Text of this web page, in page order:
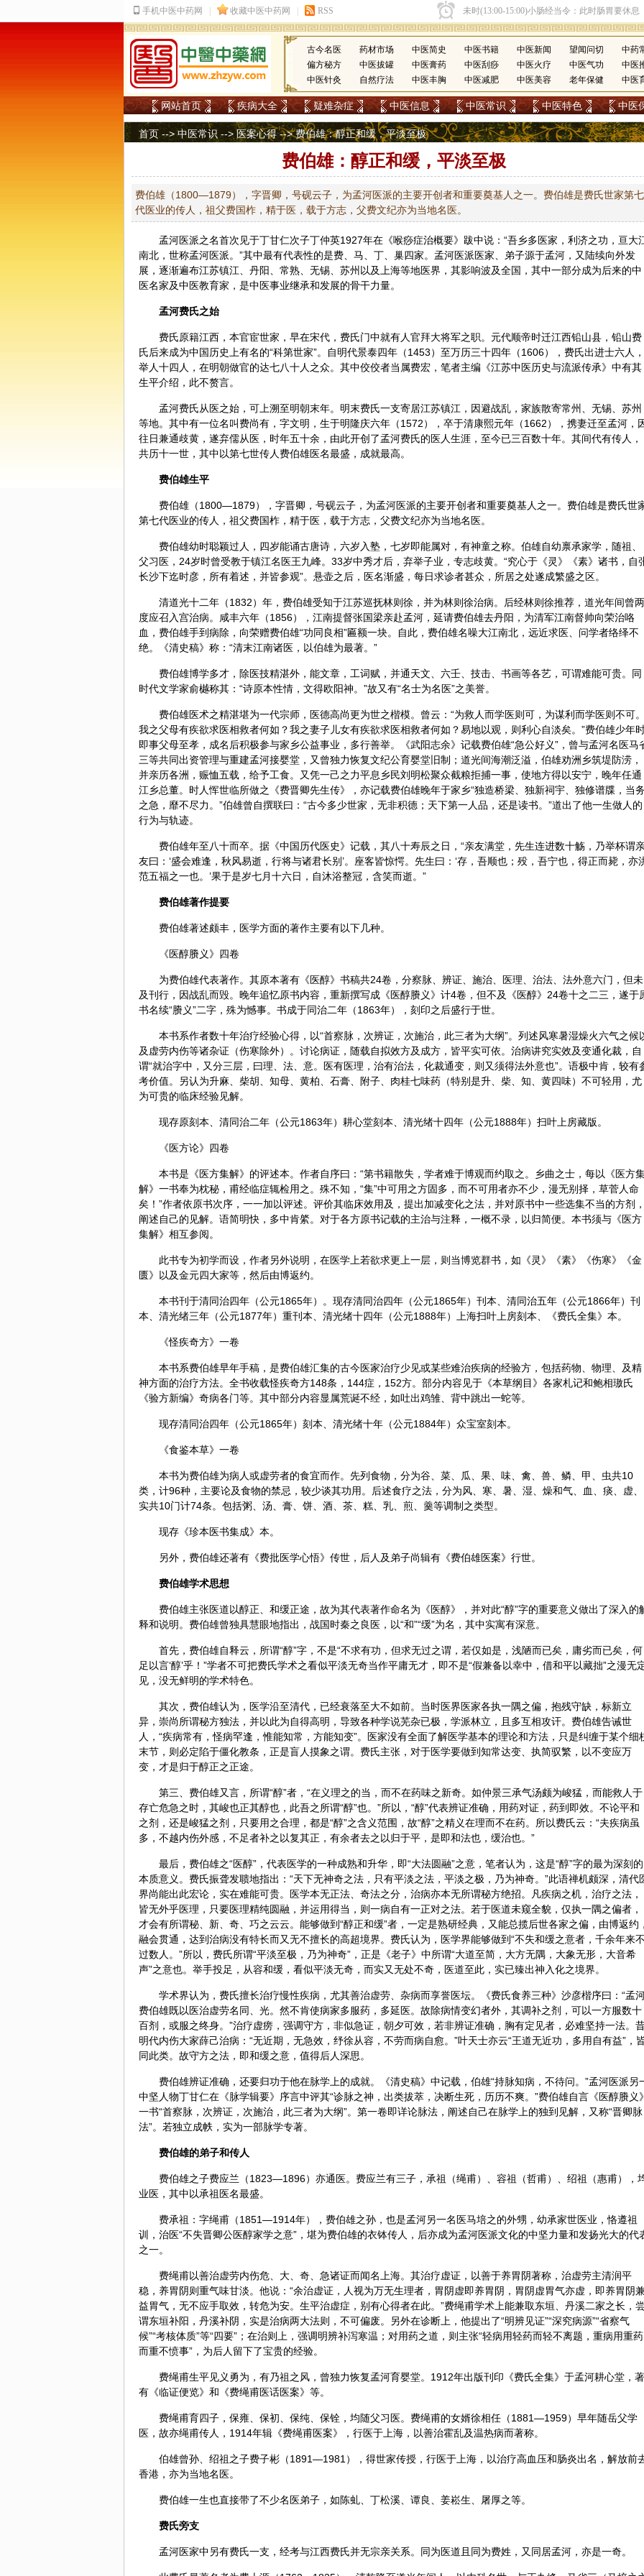
古今名医 药材市场 中医简史 中医书籍 中医新闻 望闻问切
中药
偏方秘方
中医拔罐 中医膏药 中医刮痧 中医火疗 中医气功
中医
中医针灸
自然疗法 中医丰胸 中医减肥 中医美容 老年保健 中医
网站首页 疾病大全 疑难杂症 中医信息 中医常识 中医特色 中医
首页 -->中医常识 -->医案心得--> 费伯雄：醇正和缓，平淡至极
费伯雄：醇正和缓，平淡至极
费伯雄（1800—1879），字晋卿，号砚云子，为孟河医派的主要开创者和重要奠基人之一。费伯雄是费氏世家第七
代医业的传人，祖父费国柞，精于医，载于方志，父费文纪亦为当地名医。
孟河医派之名首次见于丁甘仁次子丁仲英1927年在《喉痧症治概要》跋中说：“吾乡多医家，利济之功，亘大
南北，世称孟河医派。”其中最有代表性的是费、马、丁、巢四家。孟河医派医家、弟子源于孟河，又陆续向外发
展，逐渐遍布江苏镇江、丹阳、常熟、无锡、苏州以及上海等地医界，其影响波及全国，其中一部分成为后来的中
医名家及中医教育家，是中医事业继承和发展的骨干力量。
孟河费氏之始
费氏原籍江西，本官宦世家，早在宋代，费氏门中就有人官拜大将军之职。元代顺帝时迁江西铅山县，铅山费
氏后来成为中国历史上有名的“科第世家”。自明代景泰四年（1453）至万历三十四年（1606），费氏出进士六人，
举人十四人，在明朝做官的达七八十人之众。其中佼佼者当属费宏，笔者主编《江苏中医历史与流派传承》中有其
生平介绍，此不赘言。
孟河费氏从医之始，可上溯至明朝末年。明末费氏一支寄居江苏镇江，因避战乱，家族散寄常州、无锡、苏州
等地。其中有一位名叫费尚有，字文明，生于明隆庆六年（1572），卒于清康熙元年（1662），携妻迁至孟河，
往日兼通歧黄，遂弃儒从医，时年五十余，由此开创了孟河费氏的医人生涯，至今已三百数十年。其间代有传人，
共历十一世，其中以第七世传人费伯雄医名最盛，成就最高。
费伯雄生平
费伯雄（1800—1879），字晋卿，号砚云子，为孟河医派的主要开创者和重要奠基人之一。费伯雄是费氏世
第七代医业的传人，祖父费国柞，精于医，载于方志，父费文纪亦为当地名医。
费伯雄幼时聪颖过人，四岁能诵古唐诗，六岁入塾，七岁即能属对，有神童之称。伯雄自幼禀承家学，随祖、
父习医，24岁时曾受教于镇江名医王九峰。33岁中秀才后，弃举子业，专志歧黄。“究心于《灵》《素》诸书，自
长沙下迄时彦，所有着述，并皆参观”。悬壶之后，医名渐盛，每日求诊者甚众，所居之处遂成繁盛之区。
清道光十二年（1832）年，费伯雄受知于江苏巡抚林则徐，并为林则徐治病。后经林则徐推荐，道光年间曾两
度应召入宫治病。咸丰六年（1856），江南提督张国梁亲赴孟河，延请费伯雄去丹阳，为清军江南督帅向荣治咯
血，费伯雄手到病除，向荣赠费伯雄“功同良相”匾额一块。自此，费伯雄名噪大江南北，远近求医、问学者络绎不
绝。《清史稿》称：“清末江南诸医，以伯雄为最著。”
费伯雄博学多才，除医技精湛外，能文章，工词赋，并通天文、六壬、技击、书画等各艺，可谓难能可贵。同
时代文学家俞樾称其：“诗原本性情，文得欧阳神。”故又有“名士为名医”之美誉。
费伯雄医术之精湛堪为一代宗师，医德高尚更为世之楷模。曾云：“为救人而学医则可，为谋利而学医则不可
我之父母有疾欲求医相救者何如？我之妻子儿女有疾欲求医相救者何如？易地以观，则利心自淡矣。”费伯雄少年
即事父母至孝，成名后积极参与家乡公益事业，多行善举。《武阳志余》记载费伯雄“急公好义”，曾与孟河名医马
三等共同出资管理与重建孟河接婴堂，又曾独力恢复文纪公育婴堂旧制；道光间海潮泛溢，伯雄劝洲乡筑堤防涝，
并亲历各洲，赈恤五载，给予工食。又凭一己之力平息乡民刘明松聚众截粮拒捕一事，使地方得以安宁，晚年任通
江乡总董。时人恽世临所做之《费晋卿先生传》，亦记载费伯雄晚年于家乡“独造桥梁、独新祠宇、独修谱牒，当
之急，靡不尽力。”伯雄曾自撰联曰：“古今多少世家，无非积德；天下第一人品，还是读书。”道出了他一生做人的
行为与轨迹。
费伯雄年至八十而卒。据《中国历代医史》记载，其八十寿辰之日，“亲友满堂，先生连进数十觞，乃举杯谓
友曰：‘盛会难逢，秋风易逝，行将与诸君长别’。座客皆惊愕。先生曰：‘存，吾顺也；殁，吾宁也，得正而毙，亦
范五福之一也。’果于是岁七月十六日，自沐浴整冠，含笑而逝。”
费伯雄著作提要
费伯雄著述颇丰，医学方面的著作主要有以下几种。
《医醇賸义》四卷
为费伯雄代表著作。其原本著有《医醇》书稿共24卷，分察脉、辨证、施治、医理、治法、法外意六门，但未
及刊行，因战乱而毁。晚年追忆原书内容，重新撰写成《医醇賸义》计4卷，但不及《医醇》24卷十之二三，遂于
书名续“賸义”二字，殊为憾事。书成于同治二年（1863年），刻印之后盛行于世。
本书系作者数十年治疗经验心得，以“首察脉，次辨证，次施治，此三者为大纲”。列述风寒暑湿燥火六气之候
及虚劳内伤等诸杂证（伤寒除外）。讨论病证，随载自拟效方及成方，皆平实可依。治病讲究实效及变通化裁，自
谓“就治字中，又分三层，曰理、法、意。医有医理，治有治法，化裁通变，则又须得法外意也”。语极中肯，较有
考价值。另认为升麻 柴胡 知母 黄柏 石膏 附子 肉桂七味药（特别是升、柴、知、黄四味）不可轻用，尤
为可贵的临床经验见解。
现存原刻本、清同治二年（公元1863年）耕心堂刻本、清光绪十四年（公元1888年）扫叶上房藏版。
《医方论》四卷
本书是《医方集解》的评述本。作者自序曰：“第书籍散失，学者难于博观而约取之。乡曲之士，每以《医方
解》一书奉为枕秘，甫经临症辄检用之。殊不知，“集”中可用之方固多，而不可用者亦不少，漫无别择，草菅人命
矣！”作者依原书次序，一一加以评述。评价其临床效用及，提出加减变化之法，并对原书中一些选集不当的方剂
阐述自己的见解。语简明快，多中肯綮。对于各方原书记载的主治与注释，一概不录，以归简便。本书须与《医方
集解》相互参阅。
此书专为初学而设，作者另外说明，在医学上若欲求更上一层，则当博览群书，如《灵》《素》《伤寒》《金
匮》以及金元四大家等，然后由博返约。
本书刊于清同治四年（公元1865年）。现存清同治四年（公元1865年）刊本、清同治五年（公元1866年）刊
本、清光绪三年（公元1877年）重刊本、清光绪十四年（公元1888年）上海扫叶上房刻本、《费氏全集》本。
《怪疾奇方》一卷
本书系费伯雄早年手稿，是费伯雄汇集的古今医家治疗少见或某些难治疾病的经验方，包括药物、物理、及精
神方面的治疗方法。全书收载怪疾奇方148条，144症，152方。部分内容见于《本草纲目》各家札记和鲍相璈氏
《验方新编》奇病各门等。其中部分内容显属荒诞不经，如吐出鸡雏、背中跳出一蛇等。
现存清同治四年（公元1865年）刻本、清光绪十年（公元1884年）众宝室刻本。
《食鉴本草》一卷
本书为费伯雄为病人或虚劳者的食宜而作。先列食物，分为谷、菜、瓜、果、味、禽、兽、鳞、甲、虫共10
类，计96种，主要论及食物的禁忌，较少谈其功用。后述食疗之法，分为风、寒、暑、湿、燥和气、血、痰、虚、
实共10门计74条。包括粥、汤、膏、饼、酒、茶、糕、乳、煎、羹等调制之类型。
现存《珍本医书集成》本。
另外，费伯雄还著有《费批医学心悟》传世，后人及弟子尚辑有《费伯雄医案》行世。
费伯雄学术思想
费伯雄主张医道以醇正、和缓正途，故为其代表著作命名为《医醇》，并对此“醇”字的重要意义做出了深入的
释和说明。费伯雄曾独具慧眼地指出，战国时秦之良医，以“和”“缓”为名，其中实寓有深意。
首先，费伯雄自释云，所谓“醇”字，不是“不求有功，但求无过之谓，若仅如是，浅陋而已矣，庸劣而已矣，何
足以言‘醇’乎！”学者不可把费氏学术之看似平淡无奇当作平庸无才，即不是“假兼备以幸中，借和平以藏拙”之漫无
见，没无鲜明的学术特色。
其次，费伯雄认为，医学沿至清代，已经衰落至大不如前。当时医界医家各执一隅之偏，抱残守缺，标新立
异，崇尚所谓秘方独法，并以此为自得高明，导致各种学说芜杂已极，学派林立，且多互相攻讦。费伯雄告诫世
人，“疾病常有，怪病罕逢，惟能知常，方能知变”。医家没有全面了解医学基本的理论和方法，只是纠缠于某个细
末节，则必定陷于僵化教条，正是盲人摸象之谓。费氏主张，对于医学要做到知常达变、执简驭繁，以不变应万
变，才是归于醇正之正途。
第三、费伯雄又言，所谓“醇”者，“在义理之的当，而不在药味之新奇。如仲景三承气汤颇为峻猛，而能救人于
存亡危急之时，其峻也正其醇也，此吾之所谓“醇”也。”所以，“醇”代表辨证准确，用药对证，药到即效。不论平和
之剂，还是峻猛之剂，只要用之合理，都是“醇”之含义范围，故“醇”之精义在理而不在药。所以费氏云：“夫疾病虽
多，不越内伤外感，不足者补之以复其正，有余者去之以归于平，是即和法也，缓治也。”
最后，费伯雄之“医醇”，代表医学的一种成熟和升华，即“大法圆融”之意，笔者认为，这是“醇”字的最为深刻的
本质意义。费氏振聋发聩地指出：“天下无神奇之法，只有平淡之法，平淡之极，乃为神奇。”此语禅机颇深，清代
界尚能出此宏论，实在难能可贵。医学本无正法、奇法之分，治病亦本无所谓秘方绝招。凡疾病之机，治疗之法，
皆无外乎医理，只要医理精纯圆融，并运用得当，则一病自有一正对之法。若于医道未窥全貌，仅执一隅之偏者，
才会有所谓秘、新、奇、巧之云云。能够做到“醇正和缓”者，一定是熟研经典，又能总揽后世各家之偏，由博返约
融会贯通，达到治病没有特长而又无不擅长的高超境界。费氏认为，医学界能够做到“不失和缓之意者，千余年来
过数人。”所以，费氏所谓“平淡至极，乃为神奇”，正是《老子》中所谓“大道至简，大方无隅，大象无形，大音希
声”之意也。举手投足，从容和缓，看似平淡无奇，而实又无处不奇，医道至此，实已臻出神入化之境界。
学术界认为，费氏擅长治疗慢性疾病，尤其善治虚劳、杂病而享誉医坛。《费氏食养三种》沙彦楷序曰：“孟
费伯雄既以医治虚劳名同、光。然不肯使病家多服药，多延医。故除病情变幻者外，其调补之剂，可以一方服数十
百剂，或服之终身。”治疗虚痨，强调守方，非似急证，朝夕可效，若非辨证准确，胸有定见者，必难坚持一法。
明代内伤大家薛己治病：“无近期，无急效，纾徐从容，不劳而病自愈。”叶天士亦云“王道无近功，多用自有益”，
同此类。故守方之法，即和缓之意，值得后人深思。
费伯雄辨证准确，还要归功于他在脉学上的成就。《清史稿》中记载，伯雄“持脉知病，不待问。”孟河医派另
中坚人物丁甘仁在《脉学辑要》序言中评其“诊脉之神，出类拔萃，决断生死，历历不爽。”费伯雄自言《医醇賸义
一书“首察脉，次辨证，次施治，此三者为大纲”。第一卷即详论脉法，阐述自己在脉学上的独到见解，又称“晋卿脉
法”。若独立成帙，实为一部脉学专著。
费伯雄的弟子和传人
费伯雄之子费应兰（1823—1896）亦通医。费应兰有三子，承祖（绳甫）、容祖（哲甫）、绍祖（惠甫），
业医，其中以承祖医名最盛。
费承祖：字绳甫（1851—1914年），费伯雄之孙，也是孟河另一名医马培之的外甥，幼承家世医业，恪遵祖
训，治医“不失晋卿公医醇家学之意”，堪为费伯雄的衣钵传人，后亦成为孟河医派文化的中坚力量和发扬光大的代
之一。
费绳甫以善治虚劳内伤危、大、奇、急诸证而闻名上海。其治疗虚证，以善于养胃阴著称，治虚劳主清润平
稳，养胃阴则重气味甘淡。他说：“余治虚证，人视为万无生理者，胃阴虚即养胃阴，胃阴虚胃气亦虚，即养胃阴
益胃气，无不应手取效，转危为安。生平治虚症，别有心得者在此。”费绳甫学术上能兼取东垣、丹溪二家之长，
谓东垣补阳，丹溪补阴，实是治病两大法则，不可偏废。另外在诊断 上，他提出了“明辨见证”“深究病源”“省察气
候”“考核体质”等“四要”；在治则上，强调明辨补泻寒温；对用药之道，则主张“轻病用轻药而轻不离题，重病用重药
而重不愤事”，为后人留下了宝贵的经验。
费绳甫生平见义勇为，有乃祖之风，曾独力恢复孟河育婴堂。1912年出版刊印《费氏全集》于孟河耕心堂，著
有《临证便览》和《费绳甫医话医案》等。
费绳甫育四子，保雍、保初、保纯、保铨，均随父习医。费绳甫的女婿徐相任（1881—1959）早年随岳父学
医，故亦绳甫传人，1914年辑《费绳甫医案》，行医于上海，以善治霍乱及温热病而著称。
伯雄曾孙、绍祖之子费子彬（1891—1981），得世家传授，行医于上海，以治疗高血压和肠炎出名，解放前
香港，亦为当地名医。
费伯雄一生也直接带了不少名医弟子，如陈虬、丁松溪、谭良、姜崧生、屠厚之等。
费氏旁支
孟河医家中另有费氏一支，经考与江西费氏并无宗亲关系。同为医道且同为费姓，又同居孟河，亦是一奇。